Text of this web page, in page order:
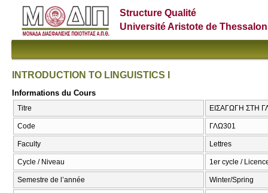
Structure Qualité
Université Aristote de
INTRODUCTION TO LINGUISTICS I
Informations du Cours
Titre ΕΙΣΑΓΩΓΗ ΣΤΗ
Code ΓΛΩ301
Faculty Lettres
Cycle / Niveau 1er cycle /
Semestre de l’année Winter/Spring